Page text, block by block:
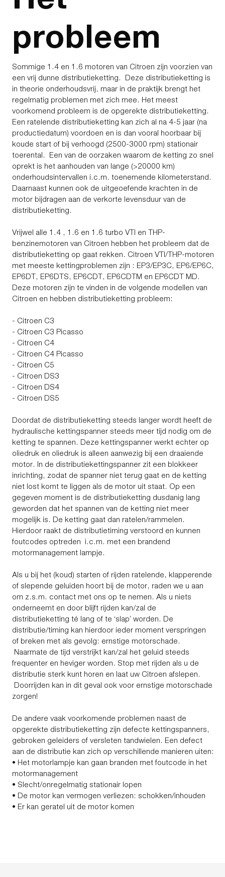
probleem
Sommige 1.4 en 1.6 motoren van Citroen zijn voorzien van
een vrij dunne distributieketting. Deze distributieketting is
in theorie onderhoudsvrij, maar in de praktijk brengt het
regelmatig problemen met zich mee. Het meest
voorkomend probleem is de opgerekte distributieketting.
Een ratelende distributieketting kan zich al na 4-5 jaar (na
productiedatum) voordoen en is dan vooral hoorbaar bij
koude start of bij verhoogd (2500-3000 rpm) stationair
toerental. Een van de oorzaken waarom de ketting zo snel
oprekt is het aanhouden van lange (>20000 km)
onderhoudsintervallen i.c.m. toenemende kilometerstand.
Daarnaast kunnen ook de uitgeoefende krachten in de
motor bijdragen aan de verkorte levensduur van de
distributieketting.
Vrijwel alle 1.4 , 1.6 en 1.6 turbo VTI en THP-
benzinemotoren van Citroen hebben het probleem dat de
distributieketting op gaat rekken. Citroen VTI/THP-motoren
met meeste kettingproblemen zijn : EP3/EP3C, EP6/EP6C,
EP6DT, EP6DTS, EP6CDT, EP6CDTM en EP6CDT MD.
Deze motoren zijn te vinden in de volgende modellen van
Citroen en hebben distributieketting probleem:
- Citroen C3
- Citroen C3 Picasso
- Citroen C4
- Citroen C4 Picasso
- Citroen C5
- Citroen DS3
- Citroen DS4
- Citroen DS5
Doordat de distributieketting steeds langer wordt heeft de
hydraulische kettingspanner steeds meer tijd nodig om de
ketting te spannen. Deze kettingspanner werkt echter op
oliedruk en oliedruk is alleen aanwezig bij een draaiende
motor. In de distributiekettingspanner zit een blokkeer
inrichting, zodat de spanner niet terug gaat en de ketting
niet lost komt te liggen als de motor uit staat. Op een
gegeven moment is de distributieketting dusdanig lang
geworden dat het spannen van de ketting niet meer
mogelijk is. De ketting gaat dan ratelen/rammelen.
Hierdoor raakt de distributietiming verstoord en kunnen
foutcodes optreden i.c.m. met een brandend
motormanagement lampje.
Als u bij het (koud) starten of rijden ratelende, klapperende
of slepende geluiden hoort bij de motor, raden we u aan
om z.s.m. contact met ons op te nemen. Als u niets
onderneemt en door blijft rijden kan/zal de
distributieketting té lang of te ‘slap’ worden. De
distributie/timing kan hierdoor ieder moment verspringen
of breken met als gevolg: ernstige motorschade.
Naarmate de tijd verstrijkt kan/zal het geluid steeds
frequenter en heviger worden. Stop met rijden als u de
distributie sterk kunt horen en laat uw Citroen afslepen.
Doorrijden kan in dit geval ook voor ernstige motorschade
zorgen!
De andere vaak voorkomende problemen naast de
opgerekte distributieketting zijn defecte kettingspanners,
gebroken geleiders of versleten tandwielen. Een defect
aan de distributie kan zich op verschillende manieren uiten:
• Het motorlampje kan gaan branden met foutcode in het
motormanagement
• Slecht/onregelmatig stationair lopen
• De motor kan vermogen verliezen: schokken/inhouden
• Er kan geratel uit de motor komen